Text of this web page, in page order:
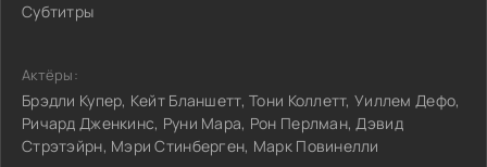
Субтитры
Актёры:
Брэдли Купер, Кейт Бланшетт, Тони Коллетт, Уиллем Дефо,
Ричард Дженкинс, Руни Мара, Рон Перлман, Дэвид
Стрэтэйрн, Мэри Стинберген, Марк Повинелли